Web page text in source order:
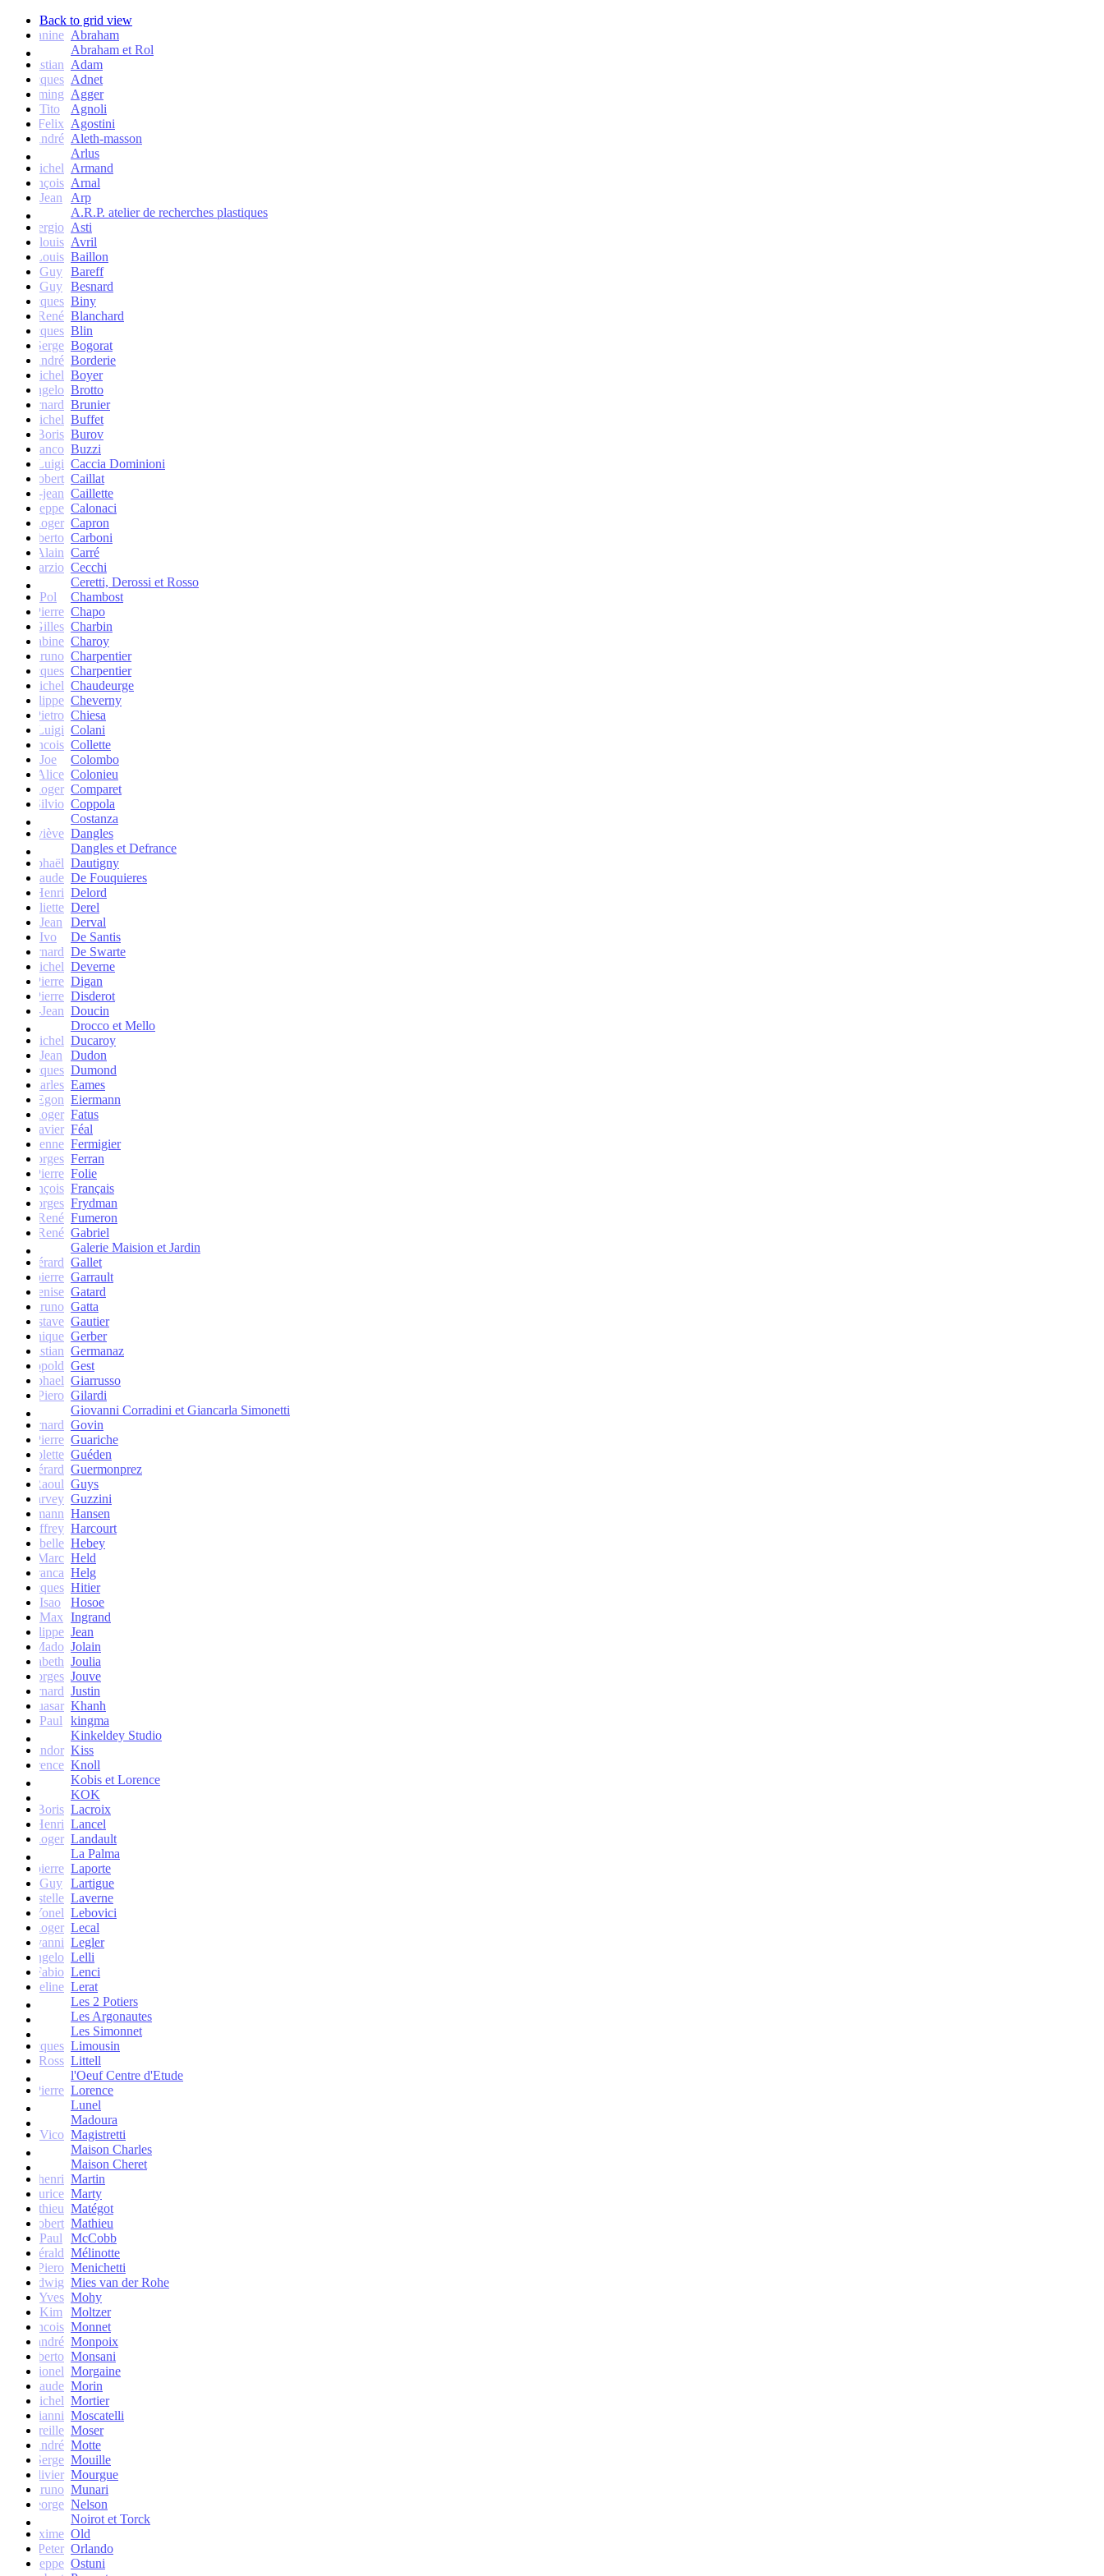
Back to grid view
Janine Abraham
Abraham et Rol
Christian Adam
Jacques Adnet
Flemming Agger
Tito
Agnoli
Felix Agostini
André Aleth-masson
Arlus
Michel Armand
François Arnal
Jean
Arp
A.R.P. atelier de recherches plastiques
Sergio Asti
Jean-louis Avril
Louis Baillon
Guy Bareff
Guy Besnard
Jacques Biny
René Blanchard
Jacques Blin
Serge Bogorat
André Borderie
Michel Boyer
Angelo Brotto
Bernard Brunier
Michel Buffet
Boris Burov
Franco Buzzi
Luigi Caccia Dominioni
Robert Caillat
René-jean Caillette
Giuseppe Calonaci
Roger Capron
Erberto Carboni
Alain Carré
Marzio Cecchi
Ceretti, Derossi et Rosso
Pol
Chambost
Pierre Chapo
Gilles Charbin
Sabine Charoy
Bruno Charpentier
Jacques Charpentier
Jean-Michel Chaudeurge
Philippe Cheverny
Pietro Chiesa
Luigi Colani
francois Collette
Joe
Colombo
Alice Colonieu
Roger Comparet
Silvio Coppola
Costanza
Geneviève Dangles
Dangles et Defrance
Raphaël Dautigny
Claude De Fouquieres
Henri Delord
Juliette Derel
Jean
Derval
Ivo
De Santis
Bernard De Swarte
Michel Deverne
Pierre Digan
Pierre Disderot
André-Jean Doucin
Drocco et Mello
Michel Ducaroy
Jean
Dudon
Jacques Dumond
Charles Eames
Egon Eiermann
Roger Fatus
Xavier Féal
Etienne Fermigier
Georges Ferran
Pierre Folie
François Français
Georges Frydman
René Fumeron
René Gabriel
Galerie Maision et Jardin
Gérard Gallet
Jean-pierre Garrault
Denise Gatard
Bruno Gatta
Gustave Gautier
Monique Gerber
Christian Germanaz
Léopold Gest
Raphael Giarrusso
Piero Gilardi
Giovanni Corradini et Giancarla Simonetti
Bernard Govin
Pierre Guariche
Colette Guéden
Gérard Guermonprez
Raoul Guys
Harvey Guzzini
Lehmann Hansen
Geoffrey Harcourt
Isabelle Hebey
Marc Held
Franca Helg
Jacques Hitier
Isao
Hosoe
Max Ingrand
Philippe Jean
Mado Jolain
Elisabeth Joulia
Georges Jouve
Bernard Justin
Quasar Khanh
Paul
kingma
Kinkeldey Studio
Sandor Kiss
Florence Knoll
Kobis et Lorence
KOK
Jean-Boris Lacroix
Henri Lancel
Roger Landault
La Palma
Jean-pierre Laporte
Guy Lartigue
et Estelle Laverne
Yonel Lebovici
Roger Lecal
Giovanni Legler
Angelo Lelli
Fabio Lenci
Jacqueline Lerat
Les 2 Potiers
Les Argonautes
Les Simonnet
Jacques Limousin
Ross Littell
l'Oeuf Centre d'Etude
Jean-Pierre Lorence
Lunel
Madoura
Vico Magistretti
Maison Charles
Maison Cheret
henri Martin
Maurice Marty
Mathieu Matégot
Robert Mathieu
Paul
McCobb
Gérald Mélinotte
Piero Menichetti
Ludwig Mies van der Rohe
Yves Mohy
Kim
Moltzer
Francois Monnet
andré Monpoix
Roberto Monsani
Lionel Morgaine
Claude Morin
Michel Mortier
Gianni Moscatelli
Mireille Moser
André Motte
Serge Mouille
Olivier Mourgue
Bruno Munari
George Nelson
Noirot et Torck
Maxime Old
Peter Orlando
Giuseppe Ostuni